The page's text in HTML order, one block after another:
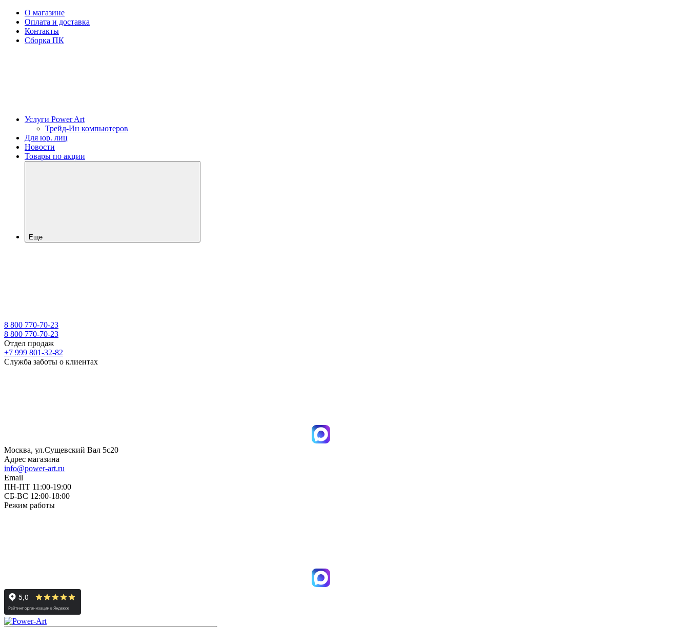
О магазине
Оплата и доставка
Контакты
Сборка ПК
Услуги Power Art
Трейд-Ин компьютеров
Для юр. лиц
Новости
Товары по акции
Еще
8 800 770-70-23
8 800 770-70-23
Отдел продаж
+7 999 801-32-82
Служба заботы о клиентах
Москва, ул.Сущевский Вал 5с20
Адрес магазина
info@power-art.ru
Email
ПН-ПТ 11:00-19:00
СБ-ВС 12:00-18:00
Режим работы